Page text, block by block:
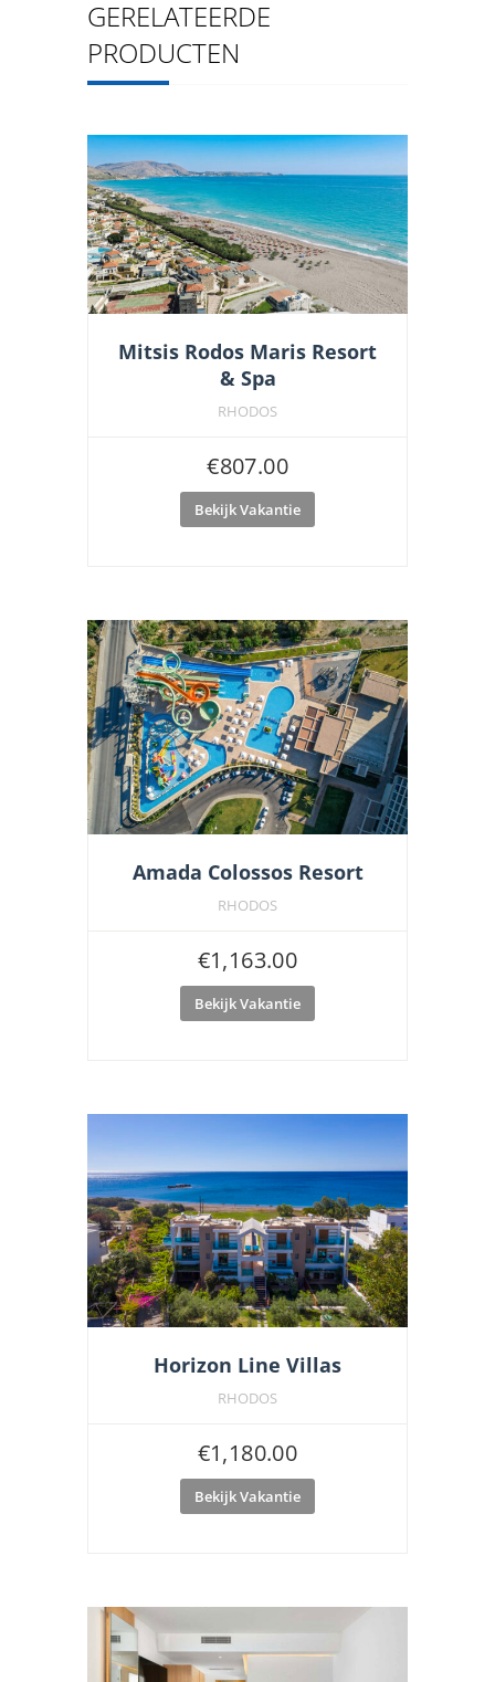
GERELATEERDE
PRODUCTEN
Mitsis Rodos Maris Resort
& Spa
RHODOS
€807.00
Bekijk Vakantie
Amada Colossos Resort
RHODOS
€1,163.00
Bekijk Vakantie
Horizon Line Villas
RHODOS
€1,180.00
Bekijk Vakantie